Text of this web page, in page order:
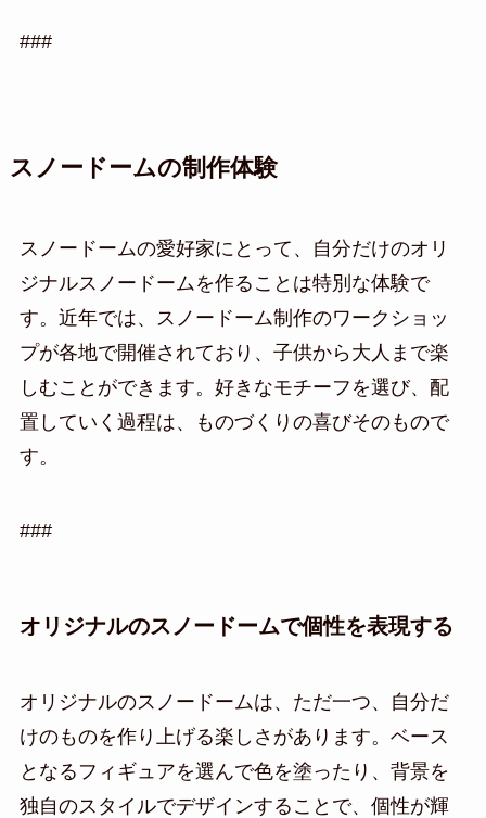
###
スノードームの制作体験
スノードームの愛好家にとって、自分だけのオリ
ジナルスノードームを作ることは特別な体験で
す。近年では、スノードーム制作のワークショッ
プが各地で開催されており、子供から大人まで楽
しむことができます。好きなモチーフを選び、配
置していく過程は、ものづくりの喜びそのもので
す。
###
オリジナルのスノードームで個性を表現する
オリジナルのスノードームは、ただ一つ、自分だ
けのものを作り上げる楽しさがあります。ベース
となるフィギュアを選んで色を塗ったり、背景を
独自のスタイルでデザインすることで、個性が輝